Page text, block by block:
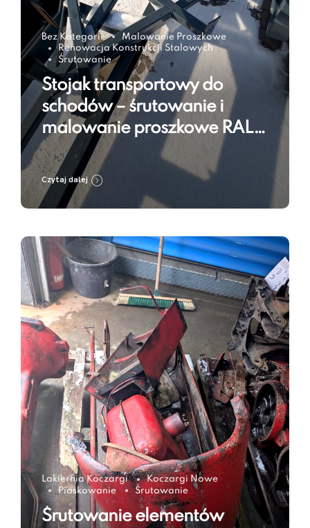
Bez Kategorii
Malowanie Proszkowe
Renowacja Konstrukcji Stalowych
Śrutowanie
Stojak transportowy do
schodów – śrutowanie i
malowanie proszkowe RAL
7016
Czytaj dalej
Lakiernia Koczargi
Koczargi Nowe
Piaskowanie
Śrutowanie
Śrutowanie elementów